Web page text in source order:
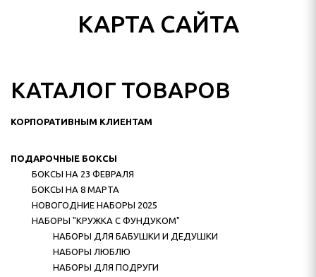
и воспитателей
КАРТА САЙТА
КАТАЛОГ ТОВАРОВ
КОРПОРАТИВНЫМ КЛИЕНТАМ
ПОДАРОЧНЫЕ БОКСЫ
БОКСЫ НА 23 ФЕВРАЛЯ
БОКСЫ НА 8 МАРТА
НОВОГОДНИЕ НАБОРЫ 2025
НАБОРЫ "КРУЖКА С ФУНДУКОМ"
НАБОРЫ ДЛЯ БАБУШКИ И ДЕДУШКИ
НАБОРЫ ЛЮБЛЮ
НАБОРЫ ДЛЯ ПОДРУГИ